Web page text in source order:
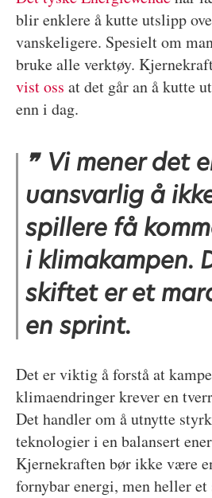
blir enklere å kutte utslipp
vanskeligere. Spesielt om
bruke alle verktøy.
vist oss at det går an å kutte
enn i dag.
Vi mener det
uansvarlig å
spillere få
i klimakampen.
skiftet er et
en sprint.
Det er viktig å forstå at
klimaendringer krever en
Det handler om å utnytte
teknologier i en balansert
Kjernekraften bør ikke være
fornybar energi, men heller et